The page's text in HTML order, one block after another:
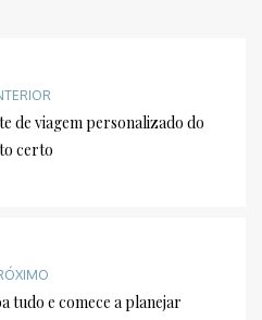
de viagem personalizado do
certo
tudo e comece a planejar